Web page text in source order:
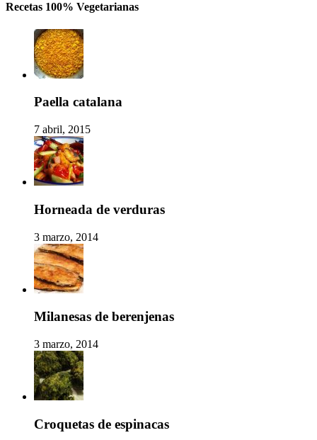
Recetas 100% Vegetarianas
Paella catalana
7 abril, 2015
Horneada de verduras
3 marzo, 2014
Milanesas de berenjenas
3 marzo, 2014
Croquetas de espinacas